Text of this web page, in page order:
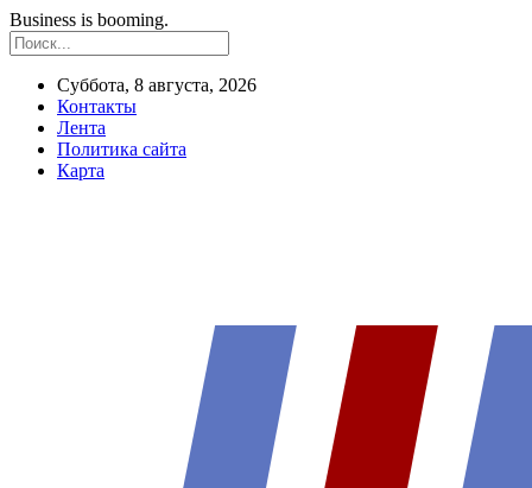
Business is booming.
Суббота, 8 августа, 2026
Контакты
Лента
Политика сайта
Карта